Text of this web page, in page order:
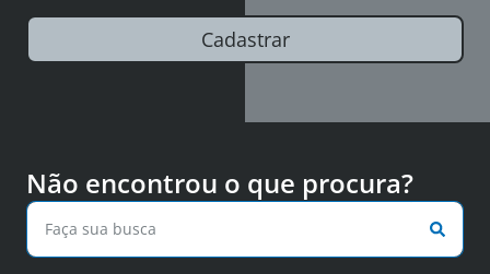
Cadastrar
Não encontrou o que procura?